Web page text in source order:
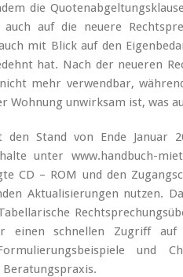
die
auf die neuere
mit Blick auf den
hat. Nach der neueren
mehr verwendbar,
Wohnung unwirksam ist, was
den Stand von Ende Januar
unter www.handbuch-
CD – ROM und den
Aktualisierungen nutzen.
einen schnellen Zugriff auf
und